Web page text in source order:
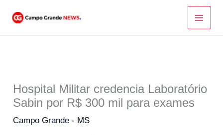
para
Hospital Militar credencia Laboratório
Sabin por R$ 300 mil para exames
Campo Grande - MS